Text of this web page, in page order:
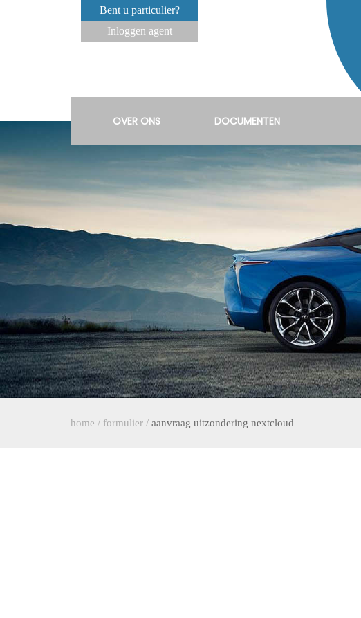
Bent u particulier?
Inloggen agent
OVER ONS DOCUMENTEN
home / formulier / aanvraag uitzondering nextcloud